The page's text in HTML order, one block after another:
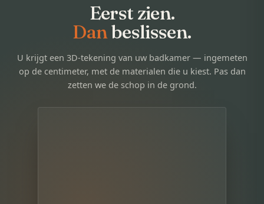
Eerst zien.
Danbeslissen.
U krijgt een 3D-tekening van uw badkamer — ingemeten
op de centimeter, met de materialen die u kiest. Pas dan
zetten we de schop in de grond.